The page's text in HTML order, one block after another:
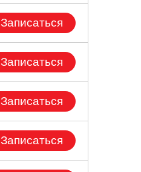
Записаться
Записаться
Записаться
Записаться